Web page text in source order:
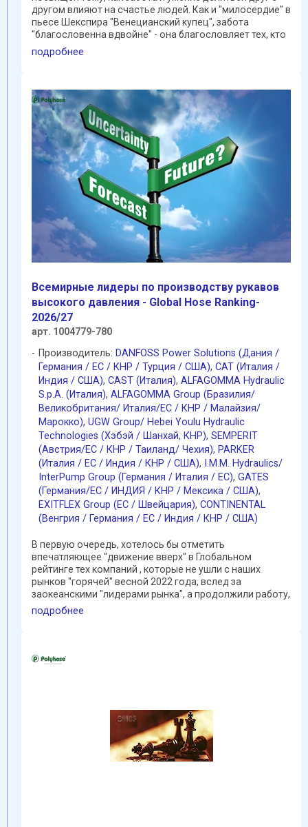
другом влияют на счастье людей. Как и "милосердие" в
пьесе Шекспира "Венецианский купец", забота
"благословенна вдвойне" - она благословляет тех, кто
подробнее
Всемирные лидеры по производству рукавов
высокого давления - Global Hose Ranking-
2026/27
арт. 1004779-780
Производитель: DANFOSS Power Solutions (Дания /
Германия / EC / КНР / Турция / США), CAT (Италия /
Индия / США), CAST (Италия), ALFAGOMMA Hydraulic
S.p.A. (Италия), ALFAGOMMA Group (Бразилия/
Великобритания/ Италия/ЕС / КНР / Малайзия/
Марокко), UGW Group/ Hebei Youlu Hydraulic
Technologies (Хэбэй / Шанхай, КНР), SEMPERIT
(Австрия/ЕС / КНР / Таиланд/ Чехия), PARKER
(Италия / ЕС / Индия / КНР / США), I.M.M. Hydraulics/
InterPump Group (Германия / Италия / ЕС), GATES
(Германия/EC / ИНДИЯ / КНР / Мексика / США),
EXITFLEX Group (ЕС / Швейцария), CONTINENTAL
(Венгрия / Германия / ЕС / Индия / КНР / США)
В первую очередь, хотелось бы отметить
впечатляющее "движение вверх" в Глобальном
рейтинге тех компаний , которые не ушли с наших
рынков "горячей" весной 2022 года, вслед за
заокеанскими "лидерами рынка", а продолжили работу,
преодолевая порою не ...
подробнее